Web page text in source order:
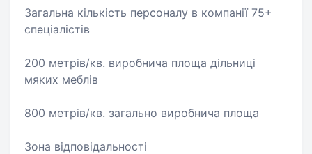
Загальна кількість персоналу в компанії 75+
спеціалістів
200 метрів/кв. виробнича площа дільниці
мяких меблів
800 метрів/кв. загально виробнича площа
Зона відповідальності